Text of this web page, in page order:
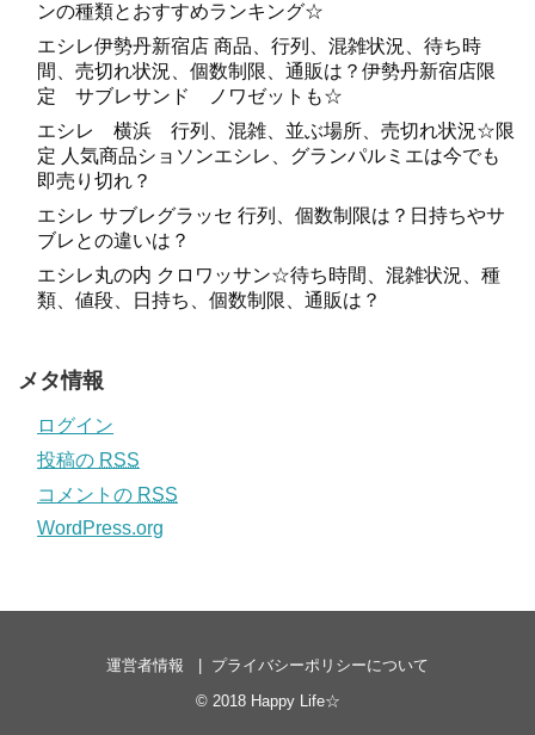
ンの種類とおすすめランキング☆
エシレ伊勢丹新宿店 商品、行列、混雑状況、待ち時
間、売切れ状況、個数制限、通販は？伊勢丹新宿店限
定 サブレサンド ノワゼットも☆
エシレ 横浜 行列、混雑、並ぶ場所、売切れ状況☆限
定 人気商品ショソンエシレ、グランパルミエは今でも
即売り切れ？
エシレ サブレグラッセ 行列、個数制限は？日持ちやサ
ブレとの違いは？
エシレ丸の内 クロワッサン☆待ち時間、混雑状況、種
類、値段、日持ち、個数制限、通販は？
メタ情報
ログイン
投稿の RSS
コメントの RSS
WordPress.org
運営者情報
プライバシーポリシーについて
© 2018 Happy Life☆